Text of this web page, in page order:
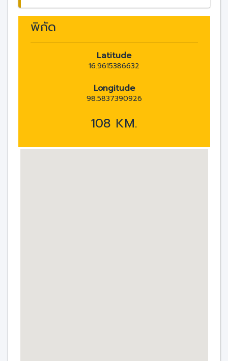
พิกัด
Latitude
16.9615386632
Longitude
98.5837390926
108 KM.